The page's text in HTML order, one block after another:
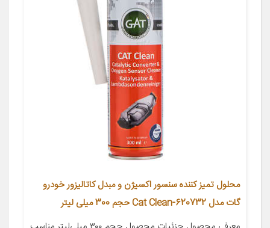
محلول تمیز کننده سنسور اکسیژن و مبدل کاتالیزور خودرو
گات مدل Cat Clean-620732 حجم 300 میلی لیتر